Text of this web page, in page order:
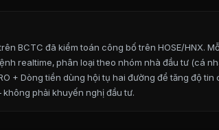
BCTC đã kiểm toán công bố trên HOSE/HNX.
realtime, phân loại theo nhóm nhà đầu tư (cá
Dòng tiền dùng hội tụ hai đường để tăng độ tin
phải khuyến nghị đầu tư.